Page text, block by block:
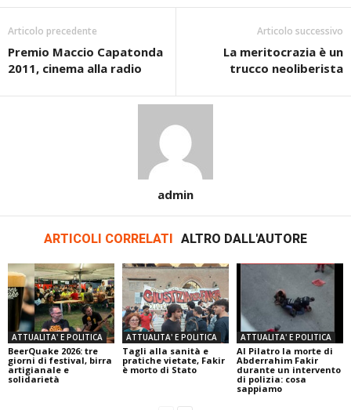
Articolo precedente
Premio Maccio Capatonda
2011, cinema alla radio
Articolo successivo
La meritocrazia è un
trucco neoliberista
admin
ARTICOLI CORRELATI ALTRO DALL'AUTORE
ATTUALITA' E POLITICA
BeerQuake 2026: tre
giorni di festival, birra
artigianale e
solidarietà
ATTUALITA' E POLITICA
Tagli alla sanità e
pratiche vietate, Fakir
è morto di Stato
ATTUALITA' E POLITICA
Al Pilatro la morte di
Abderrahim Fakir
durante un intervento
di polizia: cosa
sappiamo